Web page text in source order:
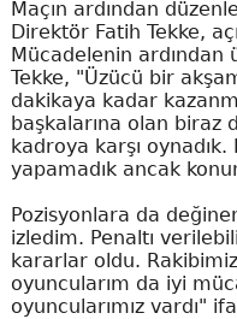
Maçın ardından
Direktör Fatih Tekke,
Mücadelenin ardından
Tekke, "Üzücü bir
dakikaya kadar
başkalarına olan biraz
kadroya karşı oynadık.
yapamadık ancak
Pozisyonlara da
izledim. Penaltı
kararlar oldu.
oyuncularım da iyi
oyuncularımız vardı"